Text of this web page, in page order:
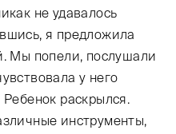
не удавалось
я предложила
Мы попели, послушали
у него
раскрылся.
инструменты,